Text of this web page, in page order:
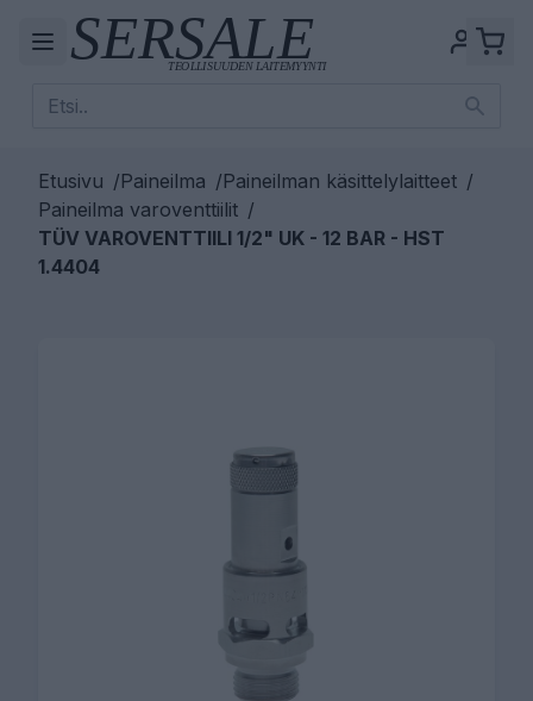
Etusivu /Paineilma /Paineilman käsittelylaitteet /
Paineilma varoventtiilit /
TÜV VAROVENTTIILI 1/2" UK - 12 BAR - HST
1.4404